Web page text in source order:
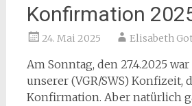
Konfirmation
24. Mai 2025 Elisabeth
Am Sonntag, den 27.4.2025
unserer (VGR/SWS) Konfizeit,
Konfirmation. Aber natürlich